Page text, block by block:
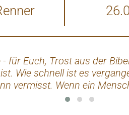
für Euch, Trost aus der
Wie schnell ist es
vermisst. Wenn ein
mit den Toten sein? Gott